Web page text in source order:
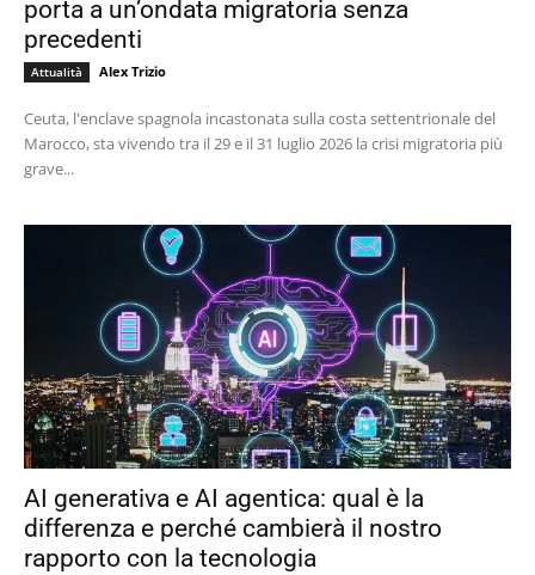
porta a un’ondata migratoria senza
precedenti
Attualità Alex Trizio
Ceuta, l'enclave spagnola incastonata sulla costa settentrionale del
Marocco, sta vivendo tra il 29 e il 31 luglio 2026 la crisi migratoria più
grave...
AI generativa e AI agentica: qual è la
differenza e perché cambierà il nostro
rapporto con la tecnologia